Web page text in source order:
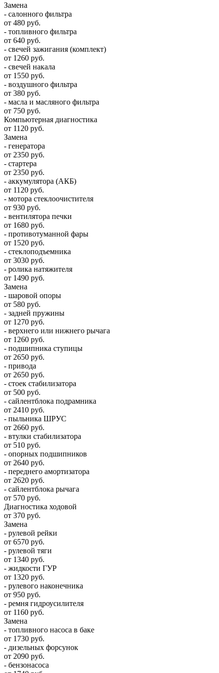
Замена
- салонного фильтра
от 480 руб.
- топливного фильтра
от 640 руб.
- свечей зажигания (комплект)
от 1260 руб.
- свечей накала
от 1550 руб.
- воздушного фильтра
от 380 руб.
- масла и масляного фильтра
от 750 руб.
Компьютерная диагностика
от 1120 руб.
Замена
- генератора
от 2350 руб.
- стартера
от 2350 руб.
- аккумулятора (АКБ)
от 1120 руб.
- мотора стеклоочистителя
от 930 руб.
- вентилятора печки
от 1680 руб.
- противотуманной фары
от 1520 руб.
- стеклоподъемника
от 3030 руб.
- ролика натяжителя
от 1490 руб.
Замена
- шаровой опоры
от 580 руб.
- задней пружины
от 1270 руб.
- верхнего или нижнего рычага
от 1260 руб.
- подшипника ступицы
от 2650 руб.
- привода
от 2650 руб.
- стоек стабилизатора
от 500 руб.
- сайлентблока подрамника
от 2410 руб.
- пыльника ШРУС
от 2660 руб.
- втулки стабилизатора
от 510 руб.
- опорных подшипников
от 2640 руб.
- переднего амортизатора
от 2620 руб.
- сайлентблока рычага
от 570 руб.
Диагностика ходовой
от 370 руб.
Замена
- рулевой рейки
от 6570 руб.
- рулевой тяги
от 1340 руб.
- жидкости ГУР
от 1320 руб.
- рулевого наконечника
от 950 руб.
- ремня гидроусилителя
от 1160 руб.
Замена
- топливного насоса в баке
от 1730 руб.
- дизельных форсунок
от 2090 руб.
- бензонасоса